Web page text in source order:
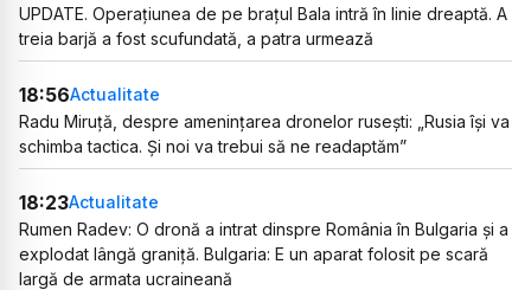
UPDATE. Operațiunea de pe brațul Bala intră în linie dreaptă. A
treia barjă a fost scufundată, a patra urmează
18:56Actualitate
Radu Miruță, despre amenințarea dronelor rusești: „Rusia își va
schimba tactica. Și noi va trebui să ne readaptăm”
18:23Actualitate
Rumen Radev: O dronă a intrat dinspre România în Bulgaria și a
explodat lângă graniță. Bulgaria: E un aparat folosit pe scară
largă de armata ucraineană